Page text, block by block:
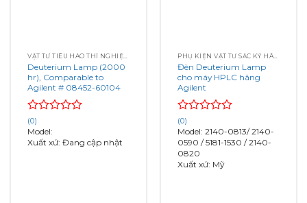
Deuterium Lamp (2000
hr), Comparable to
Agilent # 08452-60104
Rated
0
out
(0)
Model:
Xuất xứ: Đang cập nhật
Đèn Deuterium Lamp
cho máy HPLC hãng
Agilent
Rated
0
out
of
5
(0)
Model: 2140-0813/ 2140-
0590 / 5181-1530 / 2140-
0820
Xuất xứ: Mỹ